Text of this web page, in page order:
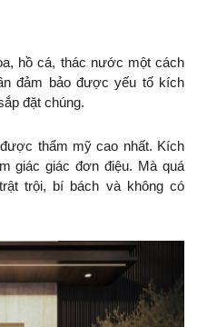
hồ cá, thác nước một cách
đảm bảo được yếu tố kích
đặt chúng.
thẩm mỹ cao nhất. Kích
giác giác đơn điệu. Mà quá
trội, bí bách và không có